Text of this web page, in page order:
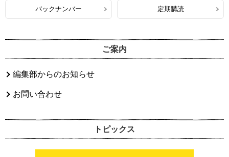
バックナンバー 定期購読
ご案内
編集部からのお知らせ
お問い合わせ
トピックス